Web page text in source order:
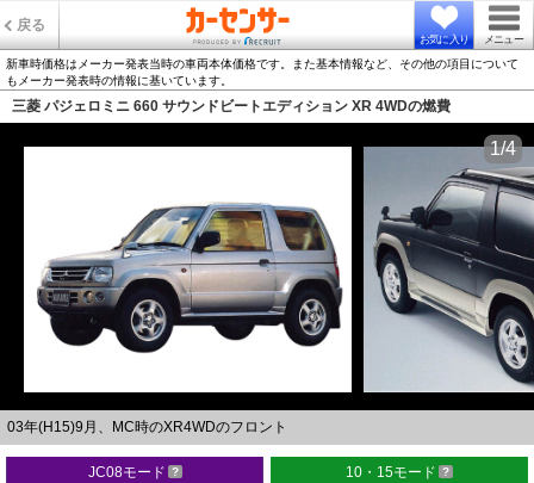
戻る
お気に入り メニュー
新車時価格はメーカー発表当時の車両本体価格です。また基本情報など、その他の項目について
もメーカー発表時の情報に基いています。
三菱 パジェロミニ 660 サウンドビートエディション XR 4WDの燃費
03年(H15)9月、MC時のXR4WDのフロント
1/4
JC08モード 10・15モード